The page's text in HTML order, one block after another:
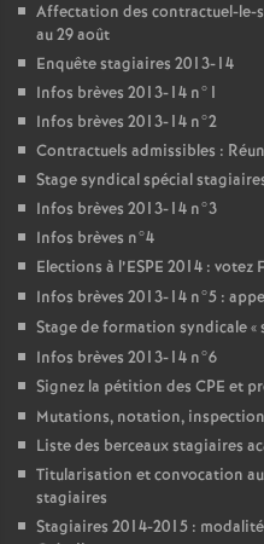
Affectation des contractuel-le-
au 29 août
Enquête stagiaires 2013-14
Infos brèves 2013-14 n°1
Infos brèves 2013-14 n°2
Contractuels admissibles :
Stage syndical spécial
Infos brèves 2013-14 n°3
Infos brèves n°4
Elections à l’ESPE 2014 : votez
Infos brèves 2013-14 n°5 :
Stage de formation syndicale «
Infos brèves 2013-14 n°6
Signez la pétition des CPE et
Mutations, notation,
Liste des berceaux stagiaires
Titularisation et convocation
stagiaires
Stagiaires 2014-2015 :